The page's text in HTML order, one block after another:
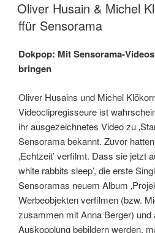
AM
Oliver Husain & Michel
ffür Sensorama
Dokpop: Mit Sensorama-
bringen
Oliver Husains und Michel
Videoclipregisseure ist
ihr ausgezeichnetes Video zu
Sensorama bekannt. Zuvor
‚Echtzeit’ verfilmt. Dass sie jetzt
white rabbits sleep’, die erste
Sensoramas neuem Album
Werbeobjekten verfilmen (bzw.
zusammen mit Anna Berger) und
Auskopplung bebildern werden,